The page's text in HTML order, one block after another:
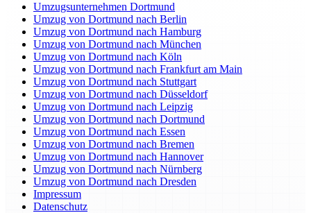
Umzugsunternehmen Dortmund
Umzug von Dortmund nach Berlin
Umzug von Dortmund nach Hamburg
Umzug von Dortmund nach München
Umzug von Dortmund nach Köln
Umzug von Dortmund nach Frankfurt am Main
Umzug von Dortmund nach Stuttgart
Umzug von Dortmund nach Düsseldorf
Umzug von Dortmund nach Leipzig
Umzug von Dortmund nach Dortmund
Umzug von Dortmund nach Essen
Umzug von Dortmund nach Bremen
Umzug von Dortmund nach Hannover
Umzug von Dortmund nach Nürnberg
Umzug von Dortmund nach Dresden
Impressum
Datenschutz